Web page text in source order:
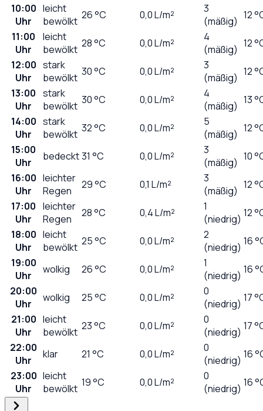
10:00
Uhr
leicht
bewölkt 26°C 0,0L/m²
3
(mäßig) 12
11:00
Uhr
leicht
bewölkt 28°C 0,0L/m²
4
(mäßig) 12
12:00
Uhr
stark
bewölkt 30°C 0,0L/m²
3
(mäßig) 12
13:00
Uhr
stark
bewölkt 30°C 0,0L/m²
4
(mäßig) 13
14:00
Uhr
stark
bewölkt 32°C 0,0L/m²
5
(mäßig) 12
15:00
Uhr
bedeckt31 °C 0,0L/m²
3
(mäßig) 10
16:00
Uhr
leichter
Regen
29°C 0,1 L/m²
3
(mäßig) 12
17:00
Uhr
leichter
Regen
28°C 0,4L/m²
1
(niedrig) 12
18:00
Uhr
leicht
bewölkt 25°C 0,0L/m²
2
(niedrig) 16
19:00
Uhr
wolkig 26°C 0,0L/m²
1
(niedrig) 16
20:00
Uhr
wolkig 25°C 0,0L/m²
0
(niedrig) 17
21:00
Uhr
leicht
bewölkt 23°C 0,0L/m²
0
(niedrig) 17
22:00
Uhr
klar 21 °C 0,0L/m²
0
(niedrig) 16
23:00
Uhr
leicht
bewölkt 19°C 0,0L/m²
0
(niedrig) 16